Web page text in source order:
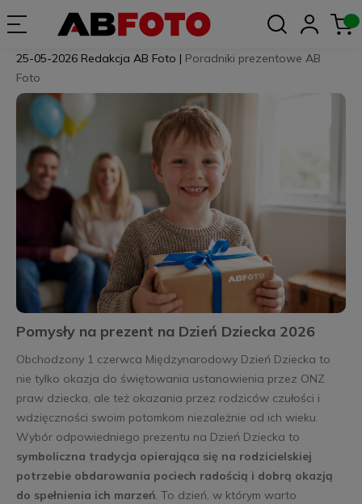
Pomysły na prezent na Dzień Dziecka 2026
25-05-2026 Redakcja AB Foto | Poradniki prezentowe AB
Foto
Obchodzony 1 czerwca Międzynarodowy Dzień Dziecka to
nie tylko okazja do świętowania ustanowienia przez ONZ
praw dziecka, ale też okazania przez rodziców czułości i
wdzięczności swoim potomkom niezależnie od ich wieku.
Wybór odpowiedniego prezentu na Dzień Dziecka to
symboliczna tradycja opierająca się na rodzicielskiej
potrzebie obdarowania pociech radością i dobrą okazją
do spełnienia ich marzeń. To dzień, w którym warto